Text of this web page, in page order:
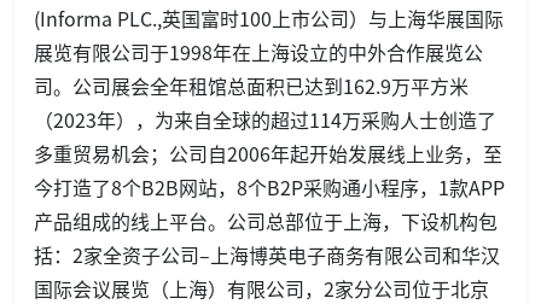
(Informa PLC.,英国富时100上市公司）与上海华展国际
展览有限公司于1998年在上海设立的中外合作展览公
司。公司展会全年租馆总面积已达到162.9万平方米
（2023年），为来自全球的超过114万采购人士创造了
多重贸易机会；公司自2006年起开始发展线上业务，至
今打造了8个B2B网站，8个B2P采购通小程序，1款APP
产品组成的线上平台。公司总部位于上海，下设机构包
括：2家全资子公司–上海博英电子商务有限公司和华汉
国际会议展览（上海）有限公司，2家分公司位于北京